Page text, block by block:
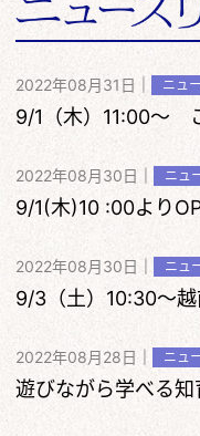
2022年08月31日 ニュ
2022年08月30日 ニュ
2022年08月30日 ニュ
2022年08月28日 ニュ